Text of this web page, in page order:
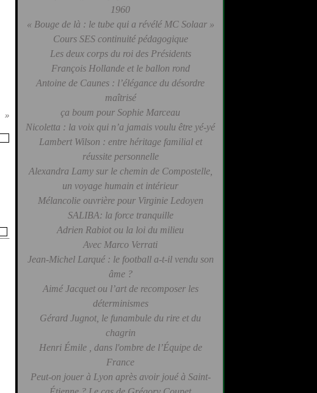
1960
« Bouge de là : le tube qui a révélé MC Solaar »
Cours SES continuité pédagogique
Les deux corps du roi des Présidents
François Hollande et le ballon rond
Antoine de Caunes : l’élégance du désordre
maîtrisé
ça boum pour Sophie Marceau
Nicoletta : la voix qui n’a jamais voulu être yé-yé
Lambert Wilson : entre héritage familial et
réussite personnelle
Alexandra Lamy sur le chemin de Compostelle,
un voyage humain et intérieur
Mélancolie ouvrière pour Virginie Ledoyen
SALIBA: la force tranquille
Adrien Rabiot ou la loi du milieu
Avec Marco Verrati
Jean-Michel Larqué : le football a-t-il vendu son
âme ?
Aimé Jacquet ou l’art de recomposer les
déterminismes
Gérard Jugnot, le funambule du rire et du
chagrin
Henri Émile , dans l'ombre de l’Équipe de
France
Peut-on jouer à Lyon après avoir joué à Saint-